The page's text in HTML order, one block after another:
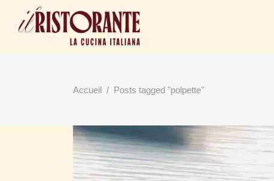
Accueil / Posts tagged "polpette"